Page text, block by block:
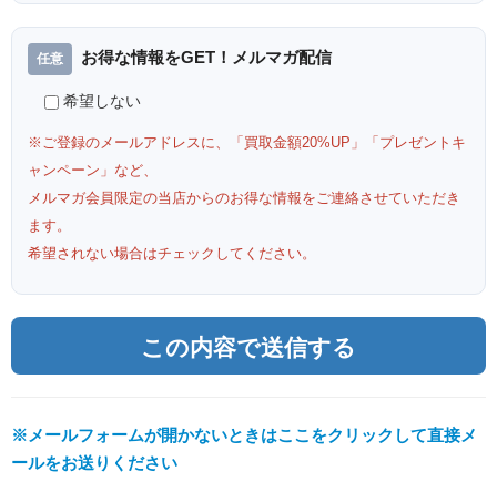
お得な情報をGET！メルマガ配信
希望しない
※ご登録のメールアドレスに、「買取金額20%UP」「プレゼントキ
ャンペーン」など、
メルマガ会員限定の当店からのお得な情報をご連絡させていただき
ます。
希望されない場合はチェックしてください。
※メールフォームが開かないときはここをクリックして直接メ
ールをお送りください